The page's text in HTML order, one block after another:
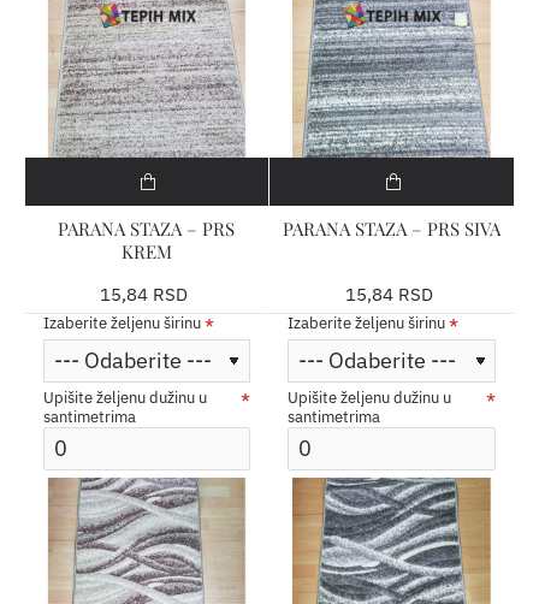
PARANA STAZA – PRS
KREM
15,84 RSD
Izaberite željenu širinu
Upišite željenu dužinu u
santimetrima
PARANA STAZA – PRS SIVA
15,84 RSD
Izaberite željenu širinu
Upišite željenu dužinu u
santimetrima